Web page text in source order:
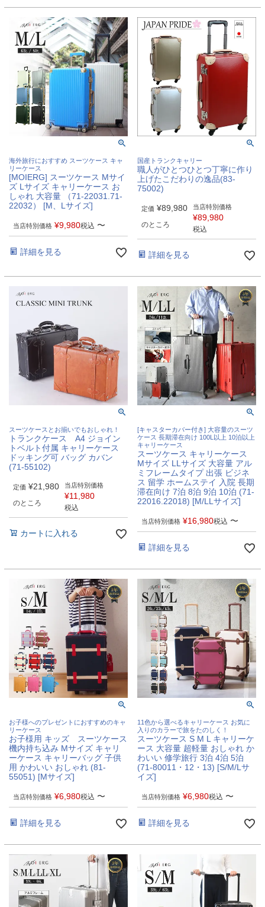
海外旅行におすすめ スーツケース キャ
リーケース
[MOIERG] スーツケース Mサイ
ズ Lサイズ キャリーケース お
しゃれ 大容量 （71-22031.71-
22032） [M、Lサイズ]
当店特別価格 ¥9,980税込 〜
詳細を見る
国産トランクキャリー
職人がひとつひとつ丁寧に作り
上げたこだわりの逸品(83-
75002)
定価 ¥89,980
のところ
当店特別価格
¥89,980
税込
詳細を見る
スーツケースとお揃いでもおしゃれ！
トランクケース A4 ジョイン
トベルト付属 キャリーケース
ドッキング可 バッグ カバン
(71-55102)
定価 ¥21,980
のところ
当店特別価格
¥11,980
税込
カートに入れる
[キャスターカバー付き] 大容量のスーツ
ケース 長期滞在向け 100L以上 10泊以上
キャリーケース
スーツケース キャリーケース
Mサイズ LLサイズ 大容量 アル
ミフレームタイプ 出張 ビジネ
ス 留学 ホームステイ 入院 長期
滞在向け 7泊 8泊 9泊 10泊 (71-
22016.22018) [M/LLサイズ]
当店特別価格 ¥16,980税込 〜
詳細を見る
お子様へのプレゼントにおすすめのキャ
リーケース
お子様用 キッズ スーツケース
機内持ち込み Mサイズ キャリ
ーケース キャリーバッグ 子供
用 かわいい おしゃれ (81-
55051) [Mサイズ]
当店特別価格 ¥6,980税込 〜
詳細を見る
11色から選べるキャリーケース お気に
入りのカラーで旅をたのしく！
スーツケース S M L キャリーケ
ース 大容量 超軽量 おしゃれ か
わいい 修学旅行 3泊 4泊 5泊
(71-80011・12・13) [S/M/Lサ
イズ]
当店特別価格 ¥6,980税込 〜
詳細を見る